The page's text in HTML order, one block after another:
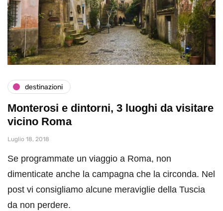
destinazioni
Monterosi e dintorni, 3 luoghi da visitare
vicino Roma
Luglio 18, 2018
Se programmate un viaggio a Roma, non
dimenticate anche la campagna che la circonda. Nel
post vi consigliamo alcune meraviglie della Tuscia
da non perdere.